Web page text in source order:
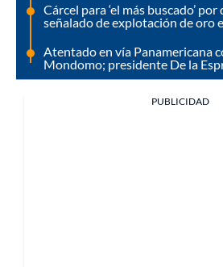
Cárcel para ‘el más buscado’
señalado de explotación de oro
Atentado en vía Panamericana
Mondomo; presidente De la
PUBLICIDAD